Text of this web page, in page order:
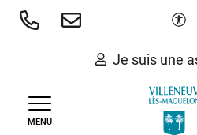
Aller
Je suis une
MENU